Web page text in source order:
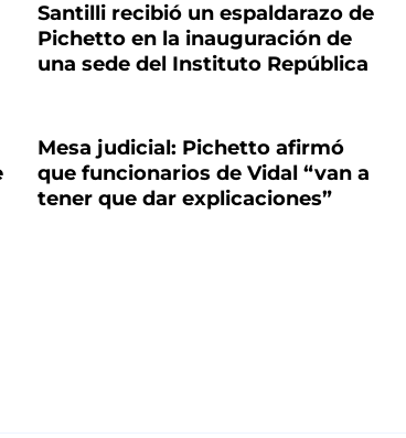
Santilli recibió un espaldarazo de
Pichetto en la inauguración de
una sede del Instituto República
Mesa judicial: Pichetto afirmó
que funcionarios de Vidal “van a
tener que dar explicaciones”